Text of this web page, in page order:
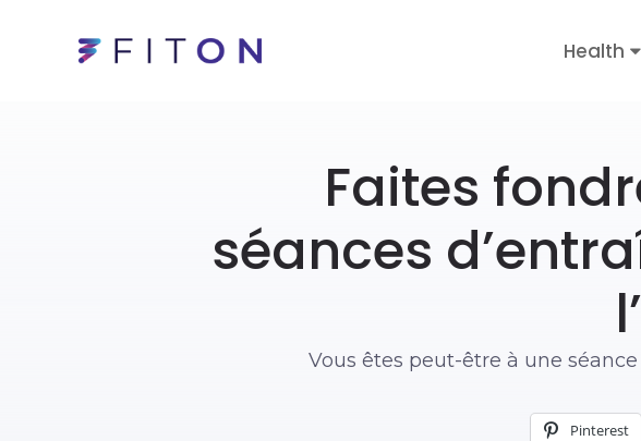
Health
Faites
séances
Vous êtes peut-être à une
Pinterest